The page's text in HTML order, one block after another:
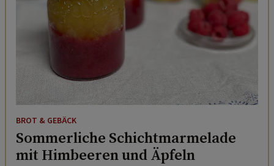
BROT & GEBÄCK
Sommerliche Schichtmarmelade
mit Himbeeren und Äpfeln